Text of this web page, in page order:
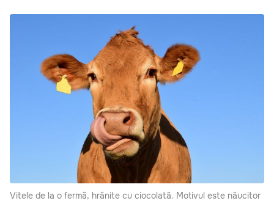
Vitele de la o fermă, hrănite cu ciocolată. Motivul este năucitor